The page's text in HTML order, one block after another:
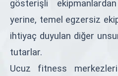
gösterişli
yerine, temel egzersiz
ihtiyaç duyulan diğer
tutarlar.
Ucuz fitness